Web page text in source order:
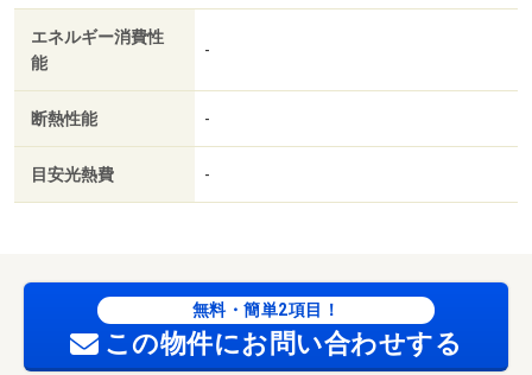
ラス／浴室１坪以上／太陽光発電システム／プロパンガス
／室内物干機／コープ久米（スーパー）まで９９３ｍ／松
山生協久米店（スーパー）まで１６０６ｍ／ファミリーマ
銀行久米支店（銀行）まで９３３ｍ／松山久米郵便局（郵
便局）まで１２９７ｍ/賃貸戸数:10戸
エネルギー消費性
能
-
断熱性能 -
目安光熱費 -
無料・簡単2項目！
この物件にお問い合わせする